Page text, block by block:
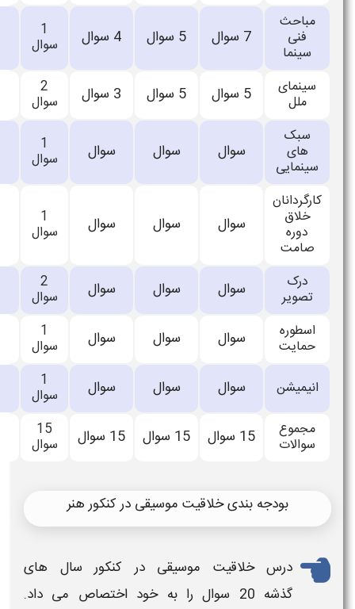
سوال سوال سوال 0
0 اعلام
نشده
سوال سوال سوال 0
0 اعلام
نشده
سوال 0
0 اعلام
نشده
سوال سوال 0
0 اعلام
نشده
سوال سوال 0
0 اعلام
نشده
سوال سوال 0
0 اعلام
نشده
سوال سوال 0
0 اعلام
نشده
سوال 15 سوال سوال 0
0 اعلام
نشده
موسیقی در کنکور هنر
درکنکور سال های
را به خود اختصاص می داد.